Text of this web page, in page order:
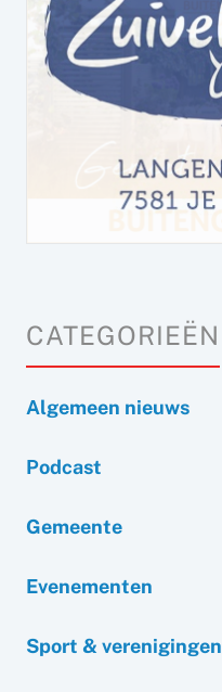
CATEGORIEËN
Algemeen nieuws
Podcast
Gemeente
Evenementen
Sport & verenigingen